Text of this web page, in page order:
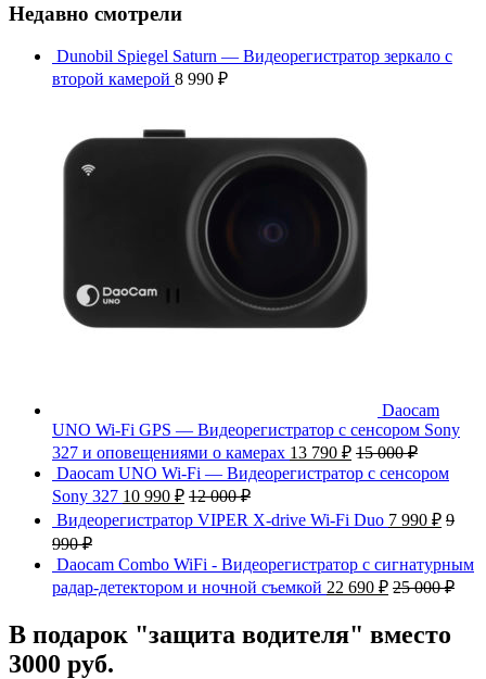
Недавно смотрели
Dunobil Spiegel Saturn — Видеорегистратор зеркало с
второй камерой 8 990 ₽
Daocam
UNO Wi-Fi GPS — Видеорегистратор с сенсором Sony
327 и оповещениями о камерах 13 790 ₽ 15 000₽
Daocam UNO Wi-Fi — Видеорегистратор с сенсором
Sony 327 10 990 ₽ 12 000₽
Видеорегистратор VIPER X-drive Wi-Fi Duo 7 990 ₽ 9
990₽
Daocam Combo WiFi - Видеорегистратор с сигнатурным
радар-детектором и ночной съемкой 22 690 ₽ 25 000₽
В подарок "защита водителя" вместо
3000 руб.